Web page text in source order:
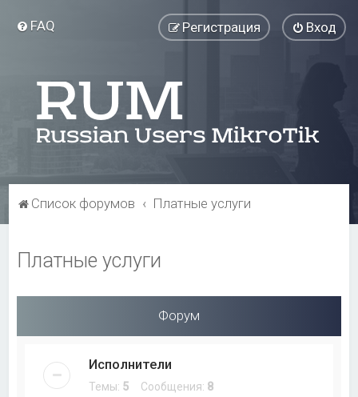
FAQ Вход
Регистрация
Список форумов Платные услуги
Платные услуги
Форум
Исполнители
Темы: 5 Сообщения: 8